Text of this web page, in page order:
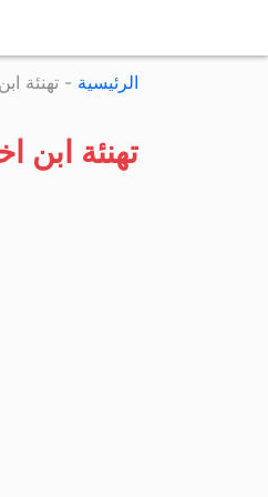
الرئيسية - تهنئة
تهنئة ابن